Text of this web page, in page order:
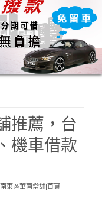
推薦，台
機車借款
東區華南當舖|首頁